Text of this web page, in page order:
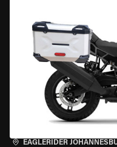
EAGLERIDER